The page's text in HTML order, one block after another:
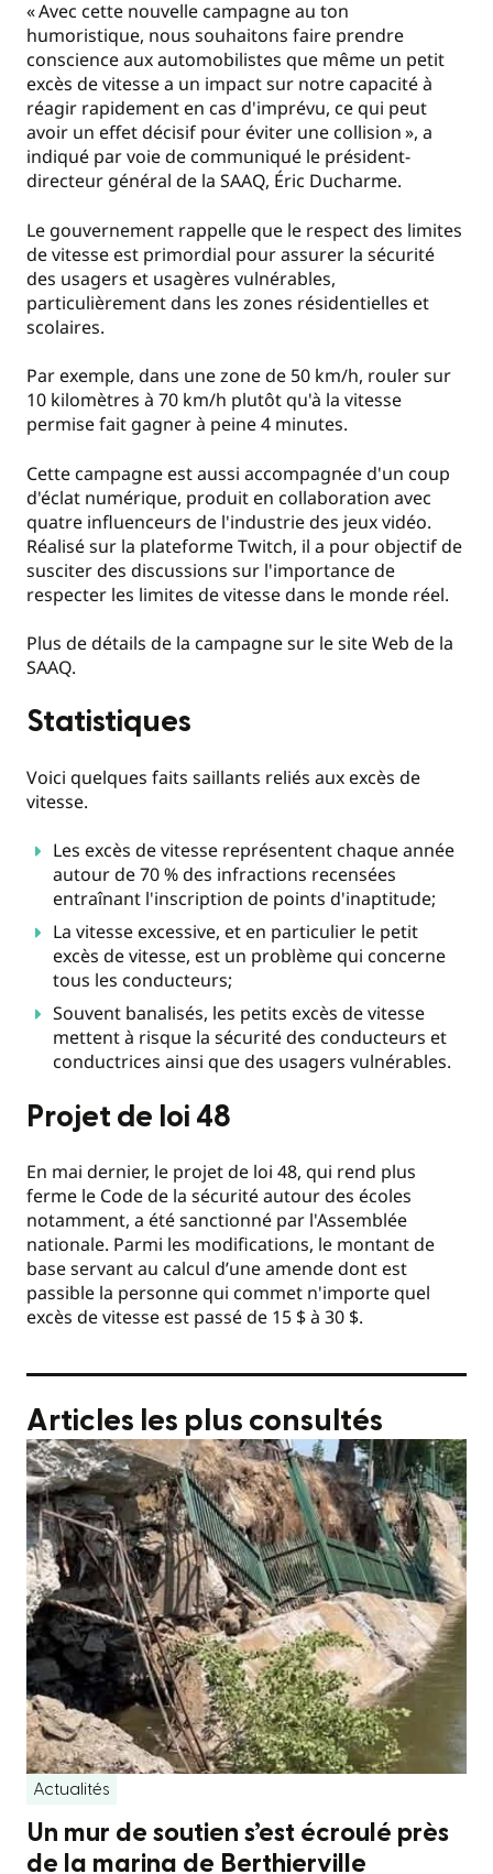
« Avec cette nouvelle campagne au ton
humoristique, nous souhaitons faire prendre
conscience aux automobilistes que même un petit
excès de vitesse a un impact sur notre capacité à
réagir rapidement en cas d'imprévu, ce qui peut
avoir un effet décisif pour éviter une collision », a
indiqué par voie de communiqué le président-
directeur général de la SAAQ, Éric Ducharme.
Le gouvernement rappelle que le respect des limites
de vitesse est primordial pour assurer la sécurité
des usagers et usagères vulnérables,
particulièrement dans les zones résidentielles et
scolaires.
Par exemple, dans une zone de 50 km/h, rouler sur
10 kilomètres à 70 km/h plutôt qu'à la vitesse
permise fait gagner à peine 4 minutes.
Cette campagne est aussi accompagnée d'un coup
d'éclat numérique, produit en collaboration avec
quatre influenceurs de l'industrie des jeux vidéo.
Réalisé sur la plateforme Twitch, il a pour objectif de
susciter des discussions sur l'importance de
respecter les limites de vitesse dans le monde réel.
Plus de détails de la campagne sur le site Web de la
SAAQ.
Statistiques
Voici quelques faits saillants reliés aux excès de
vitesse.
Les excès de vitesse représentent chaque année
autour de 70 % des infractions recensées
entraînant l'inscription de points d'inaptitude;
La vitesse excessive, et en particulier le petit
excès de vitesse, est un problème qui concerne
tous les conducteurs;
Souvent banalisés, les petits excès de vitesse
mettent à risque la sécurité des conducteurs et
conductrices ainsi que des usagers vulnérables.
Projet de loi 48
En mai dernier, le projet de loi 48, qui rend plus
ferme le Code de la sécurité autour des écoles
notamment, a été sanctionné par l'Assemblée
nationale. Parmi les modifications, le montant de
base servant au calcul d’une amende dont est
passible la personne qui commet n'importe quel
excès de vitesse est passé de 15 $ à 30 $.
Articles les plus consultés
Actualités
Un mur de soutien s’est écroulé près
de la marina de Berthierville